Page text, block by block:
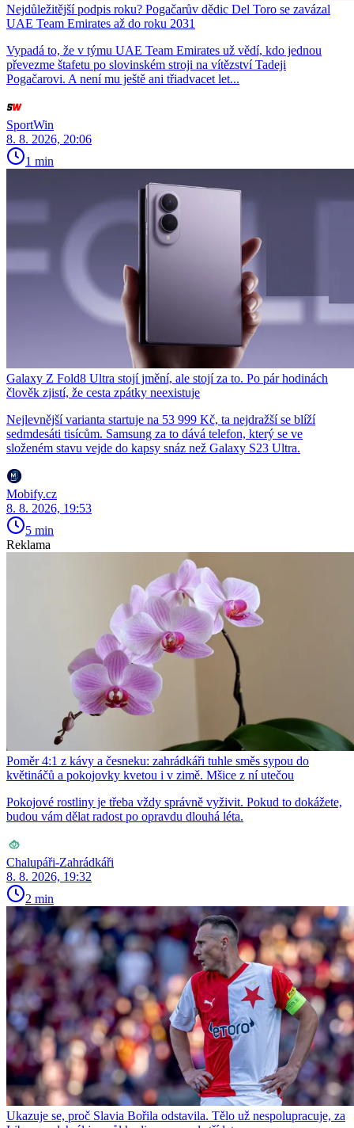
Nejdůležitější podpis roku? Pogačarův dědic Del Toro se zavázal
UAE Team Emirates až do roku 2031
Vypadá to, že v týmu UAE Team Emirates už vědí, kdo jednou
převezme štafetu po slovinském stroji na vítězství Tadeji
Pogačarovi. A není mu ještě ani třiadvacet let...
SportWin
8. 8. 2026, 20:06
1 min
Galaxy Z Fold8 Ultra stojí jmění, ale stojí za to. Po pár hodinách
člověk zjistí, že cesta zpátky neexistuje
Nejlevnější varianta startuje na 53 999 Kč, ta nejdražší se blíží
sedmdesáti tisícům. Samsung za to dává telefon, který se ve
složeném stavu vejde do kapsy snáz než Galaxy S23 Ultra.
Mobify.cz
8. 8. 2026, 19:53
5 min
Reklama
Poměr 4:1 z kávy a česneku: zahrádkáři tuhle směs sypou do
květináčů a pokojovky kvetou i v zimě. Mšice z ní utečou
Pokojové rostliny je třeba vždy správně vyživit. Pokud to dokážete,
budou vám dělat radost po opravdu dlouhá léta.
Chalupáři-Zahrádkáři
8. 8. 2026, 19:32
2 min
Ukazuje se, proč Slavia Bořila odstavila. Tělo už nespolupracuje, za